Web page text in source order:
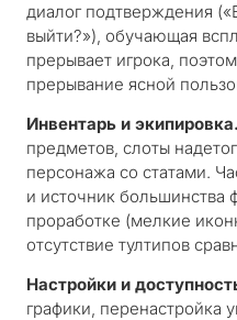
диалог подтверждения
выйти?»), обучающая
прерывает игрока,
прерывание ясной
Инвентарь и экипировка.
предметов, слоты
персонажа со статами.
и источник большинства
проработке (мелкие
отсутствие тултипов
Настройки и
графики, перенастройка